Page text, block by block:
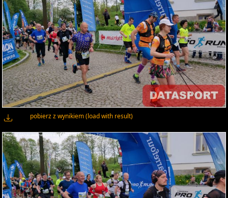
pobierz z wynikiem (load with result)